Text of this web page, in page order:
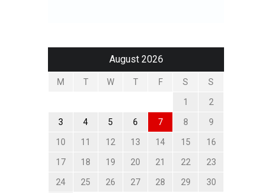
August 2026
M T W T F S S
1 2
3 4 5 6 7 8 9
10 11 12 13 14 15 16
17 18 19 20 21 22 23
24 25 26 27 28 29 30